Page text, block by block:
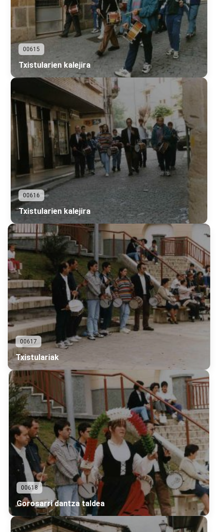
00615
Txistularien kalejira
00616
Txistularien kalejira
00617
Txistulariak
00618
Gorosarri dantza taldea